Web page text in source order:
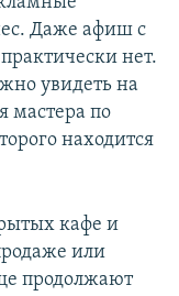
Даже афиш с
нет.
увидеть на
мастера по
находится
кафе и
или
продолжают